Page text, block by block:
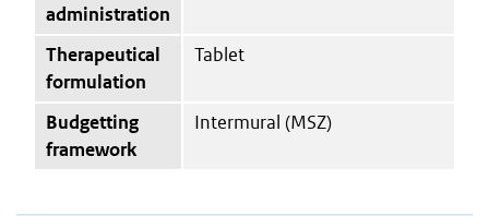
administration
Therapeutical
formulation
Tablet
Budgetting
framework
Intermural (MSZ)